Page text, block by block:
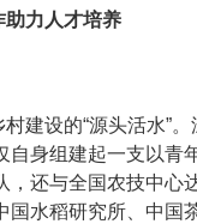
助力人才培养
村建设的“源头活水”
自身组建起一支以青
，还与全国农技中心
国水稻研究所、中国